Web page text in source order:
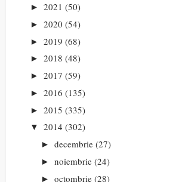
► 2021 (50)
► 2020 (54)
► 2019 (68)
► 2018 (48)
► 2017 (59)
► 2016 (135)
► 2015 (335)
▼ 2014 (302)
► decembrie (27)
► noiembrie (24)
► octombrie (28)